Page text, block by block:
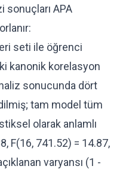
sonuçları APA
seti ile öğrenci
kanonik korelasyon
sonucunda dört
tam model tüm
olarak anlamlı
F(16, 741.52) = 14.87,
varyansı (1 -